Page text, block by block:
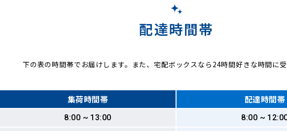
配達時間帯
下の表の時間帯でお届けします。また、宅配ボックスなら24時間好きな時間に
集荷時間帯 配達時間帯
8:00 ~ 13:00
8:00 ~